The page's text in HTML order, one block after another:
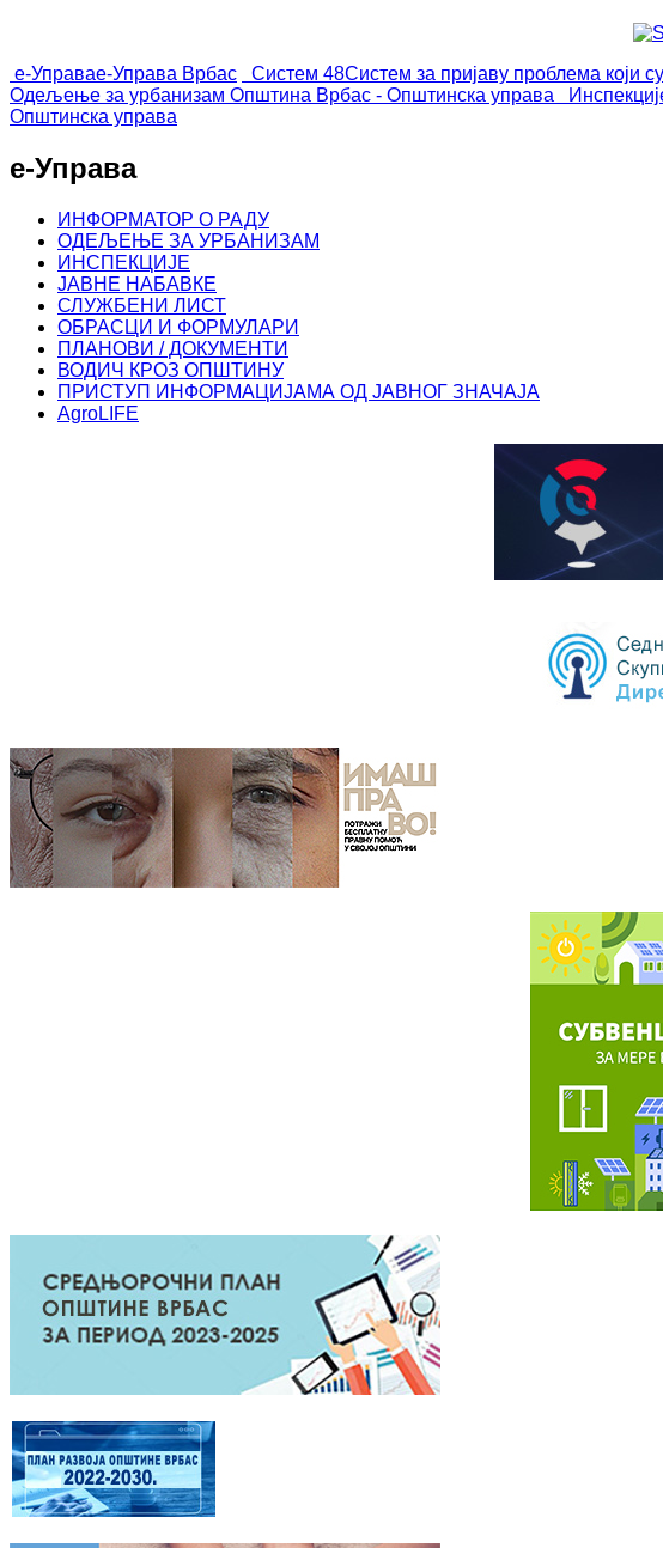
е-Управае-Управа Врбас Систем 48Систем за пријаву проблема који
Одељење за урбанизам Општина Врбас - Општинска управа
Општинска управа
е-Управа
ИНФОРМАТОР О РАДУ
ОДЕЉЕЊЕ ЗА УРБАНИЗАМ
ИНСПЕКЦИЈЕ
ЈАВНЕ НАБАВКЕ
СЛУЖБЕНИ ЛИСТ
ОБРАСЦИ И ФОРМУЛАРИ
ПЛАНОВИ / ДОКУМЕНТИ
ВОДИЧ КРОЗ ОПШТИНУ
ПРИСТУП ИНФОРМАЦИЈАМА ОД ЈАВНОГ ЗНАЧАЈА
AgroLIFE